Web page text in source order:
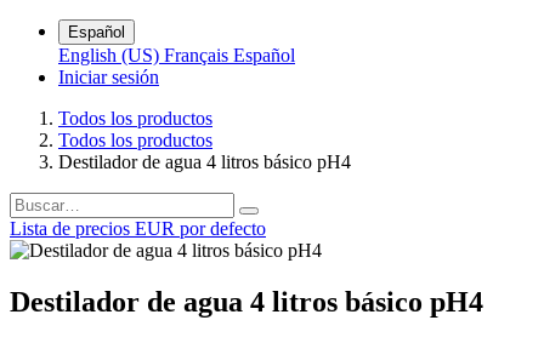
Español
English (US) Français Español
Iniciar sesión
Todos los productos
Todos los productos
Destilador de agua 4 litros básico pH4
Lista de precios EUR por defecto
Destilador de agua 4 litros básico pH4